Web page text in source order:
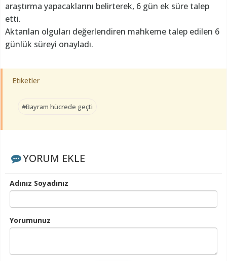
araştırma yapacaklarını belirterek, 6 gün ek süre talep
etti.
Aktarılan olguları değerlendiren mahkeme talep edilen 6
günlük süreyi onayladı.
Etiketler
#Bayram hücrede geçti
YORUM EKLE
Adınız Soyadınız
Yorumunuz